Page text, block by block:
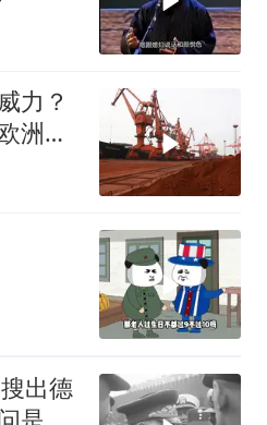
力？
洲军
出德
是否